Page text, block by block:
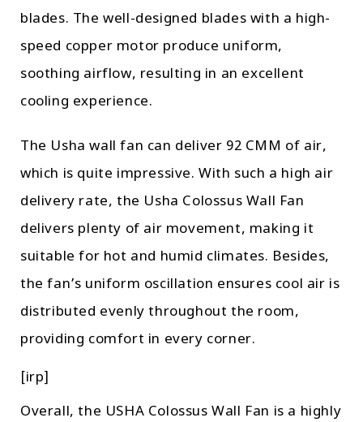
blades. The well-designed blades with a high-
speed copper motor produce uniform,
soothing airflow, resulting in an excellent
cooling experience.
The Usha wall fan can deliver 92 CMM of air,
which is quite impressive. With such a high air
delivery rate, the Usha Colossus Wall Fan
delivers plenty of air movement, making it
suitable for hot and humid climates. Besides,
the fan’s uniform oscillation ensures cool air is
distributed evenly throughout the room,
providing comfort in every corner.
[irp]
Overall, the USHA Colossus Wall Fan is a highly